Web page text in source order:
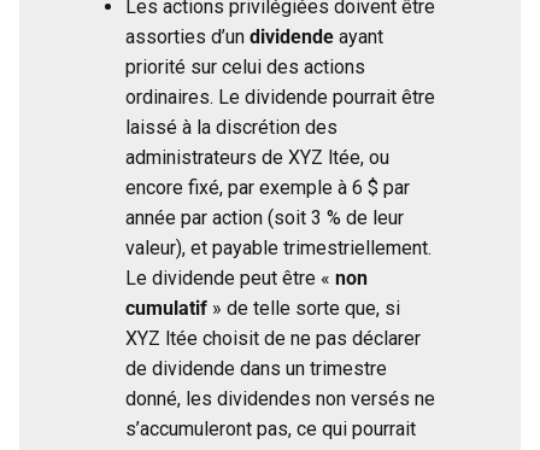
Les actions privilégiées doivent être
assorties d’un dividende ayant
priorité sur celui des actions
ordinaires. Le dividende pourrait être
laissé à la discrétion des
administrateurs de XYZ ltée, ou
encore fixé, par exemple à 6 $ par
année par action (soit 3 % de leur
valeur), et payable trimestriellement.
Le dividende peut être « non
cumulatif » de telle sorte que, si
XYZ ltée choisit de ne pas déclarer
de dividende dans un trimestre
donné, les dividendes non versés ne
s’accumuleront pas, ce qui pourrait